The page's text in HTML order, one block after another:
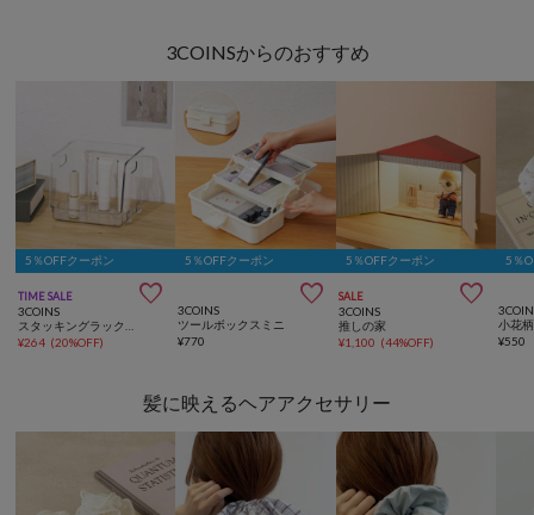
3COINSからのおすすめ
5％OFFクーポン
TIME SALE 
3COINS
¥264 (20%OFF)
5％OFFクーポン

3COINS
ツールボックスミニ
¥770
5％OFFクーポン
SALE 
3COINS
推しの家
¥1,100 (44%OFF)
5％
小花
¥550
髪に映えるヘアアクセサリー